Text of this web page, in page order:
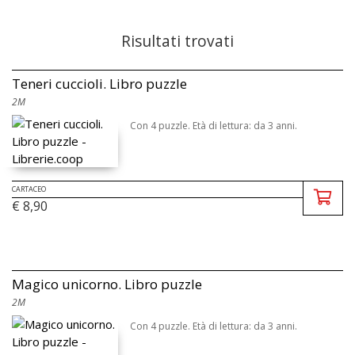
Risultati trovati
Teneri cuccioli. Libro puzzle
2M
Con 4 puzzle. Età di lettura: da 3 anni.
CARTACEO
€ 8,90
Magico unicorno. Libro puzzle
2M
Con 4 puzzle. Età di lettura: da 3 anni.